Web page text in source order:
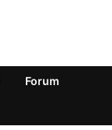
Forum